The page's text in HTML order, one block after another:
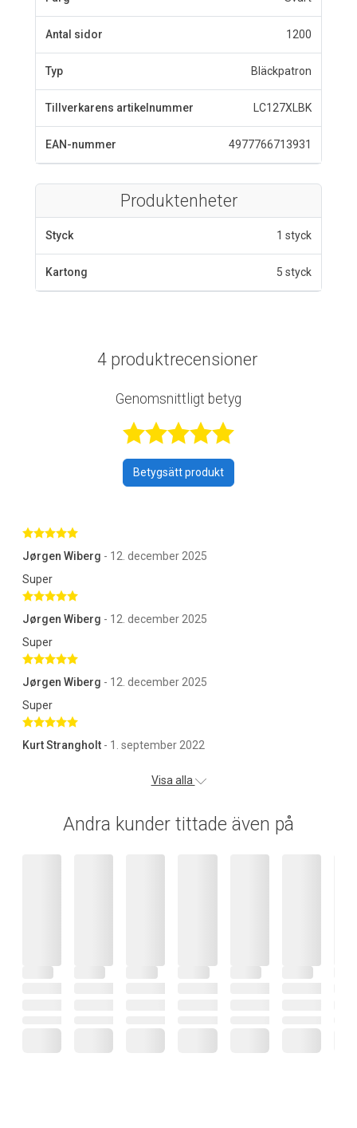
Antal sidor 1200
Typ Bläckpatron
Tillverkarens artikelnummer LC127XLBK
EAN-nummer 4977766713931
Produktenheter
Styck 1 styck
Kartong 5 styck
4 produktrecensioner
Genomsnittligt betyg
Betygsatt 5 av
Betygsätt produkt
Betygsatt 5 av 5 stjärnor
Jørgen Wiberg - 12. december 2025
Super
Betygsatt 5 av 5 stjärnor
Jørgen Wiberg - 12. december 2025
Super
Betygsatt 5 av 5 stjärnor
Jørgen Wiberg - 12. december 2025
Super
Betygsatt 5 av 5 stjärnor
Kurt Strangholt - 1. september 2022
Visa alla
Andra kunder tittade även på